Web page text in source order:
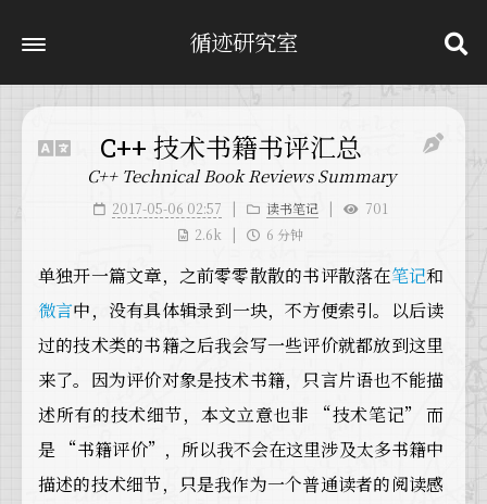
循迹研究室
C++ 技术书籍书评汇总
C++ Technical Book Reviews Summary
2017-05-06 02:57 读书笔记
701
2.6k
6 分钟
单独开一篇文章，之前零零散散的书评散落在笔记和
微言中，没有具体辑录到一块，不方便索引。以后读
过的技术类的书籍之后我会写一些评价就都放到这里
来了。因为评价对象是技术书籍，只言片语也不能描
述所有的技术细节，本文立意也非 “技术笔记” 而
是 “书籍评价”，所以我不会在这里涉及太多书籍中
描述的技术细节，只是我作为一个普通读者的阅读感